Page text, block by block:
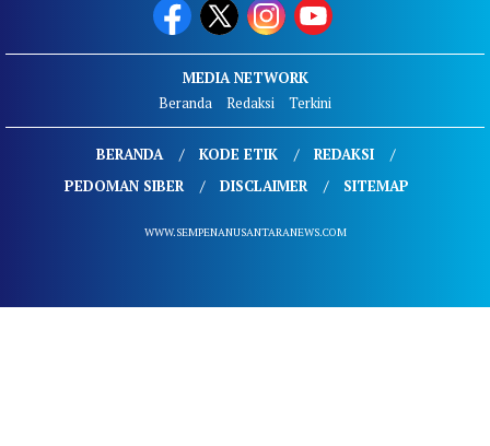
MEDIA NETWORK
Beranda
Redaksi Terkini
BERANDA KODE ETIK
REDAKSI
PEDOMAN SIBER
DISCLAIMER SITEMAP
WWW.SEMPENANUSANTARANEWS.COM